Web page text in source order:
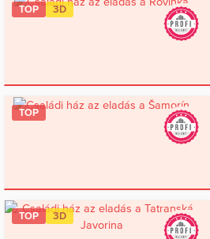
TOP 3D
TOP
TOP 3D